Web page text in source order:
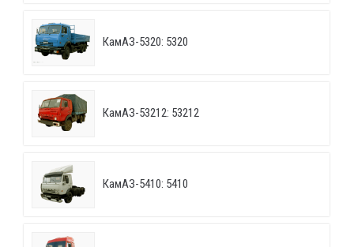
КамАЗ-5320: 5320
КамАЗ-53212: 53212
КамАЗ-5410: 5410